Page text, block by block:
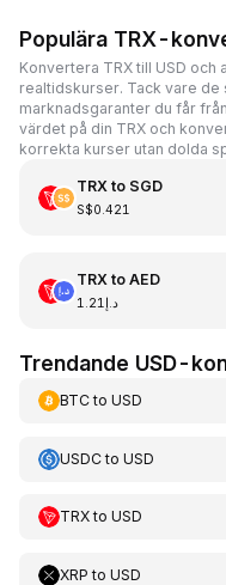
Populära TRX-
Konvertera TRX till USD
realtidskurser. Tack vare de
marknadsgaranter du får
värdet på din TRX och
korrekta kurser utan dolda
TRXto SGD
S$0.421
TRXto AED
د.إ1.21
Trendande USD-
BTCto USD
USDCto USD
TRXto USD
XRP to USD